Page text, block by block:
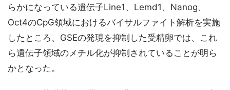
らかになっている遺伝子Line1、Lemd1、Nanog、
Oct4のCpG領域におけるバイサルファイト解析を実施
したところ、GSEの発現を抑制した受精卵では、これ
ら遺伝子領域のメチル化が抑制されていることが明ら
かとなった。